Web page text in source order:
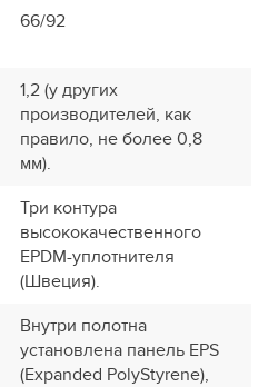
66/92
1,2 (у других
производителей, как
правило, не более 0,8
мм).
Три контура
высококачественного
EPDM-уплотнителя
(Швеция).
Внутри полотна
установлена панель EPS
(Expanded PolyStyrene),